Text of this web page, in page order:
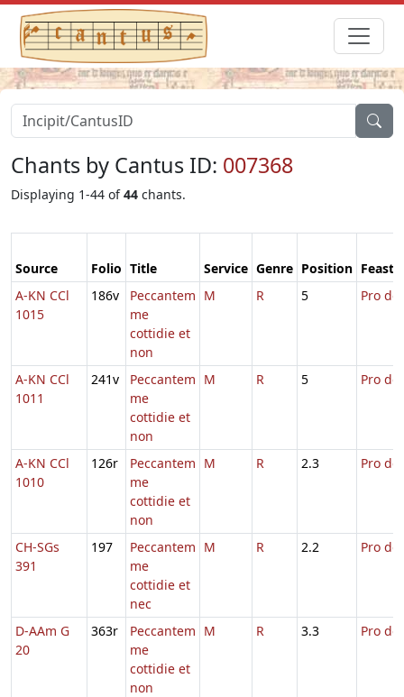
Chants by Cantus ID: 007368
Displaying 1-44 of44 chants.
Source Folio Title Service Genre Position Feast
A-KN CCl
1015
186v
Peccantem
me
cottidie et
non
M R 5 Pro
A-KN CCl
1011
241v
Peccantem
me
cottidie et
non
M R 5 Pro
A-KN CCl
1010
126r
Peccantem
me
cottidie et
non
M R 2.3 Pro
CH-SGs
391
197
Peccantem
me
cottidie et
nec
M R 2.2 Pro
D-AAm G
20
363r
Peccantem
me
cottidie et
non
M R 3.3 Pro